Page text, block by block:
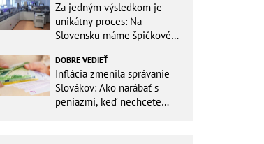
Za jedným výsledkom je
unikátny proces: Na
Slovensku máme špičkové
DOBRE VEDIEŤ
Inflácia zmenila správanie
Slovákov: Ako narábať s
peniazmi, keď nechcete